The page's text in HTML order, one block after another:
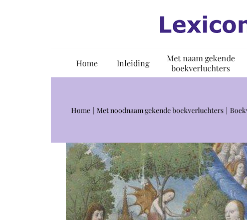
Home Inleiding
Met naam gekende
boekverluchters
Home Met noodnaam gekende boekverluchters